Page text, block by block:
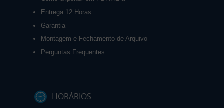
Entrega 12 Horas
Garantia
Montagem e Fechamento de Arquivo
Perguntas Frequentes
HORÁRIOS